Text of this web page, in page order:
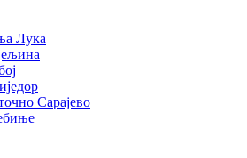
Лука
Сарајево